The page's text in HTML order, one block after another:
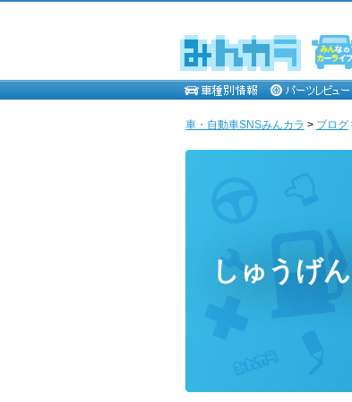
車・自動車SNSみんカラ > ブログ
しゅうげ